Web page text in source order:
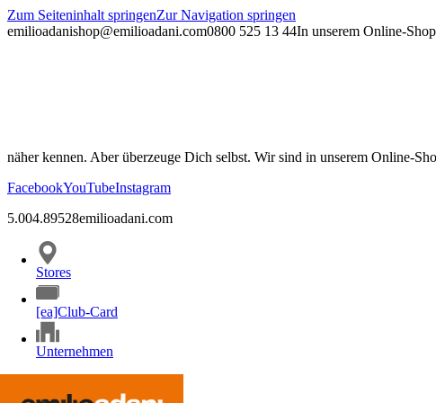
Zum Seiteninhalt springenZur Navigation springen
emilioadanishop@emilioadani.com0800 525 13 44In unserem Online-
näher kennen. Aber überzeuge Dich selbst. Wir sind in unserem Online-
FacebookYouTubeInstagram
5.004.89528emilioadani.com
Stores
[ea]Club-Card
Unternehmen